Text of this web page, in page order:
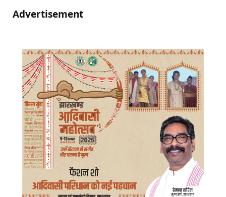
Advertisement